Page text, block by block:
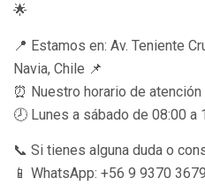
🌟
📍 Estamos en: Av. Teniente
Navia, Chile 📌
⏰ Nuestro horario de atención
🕗 Lunes a sábado de 08:00
📞 Si tienes alguna duda o
📱 WhatsApp: +56 9 9370 3679